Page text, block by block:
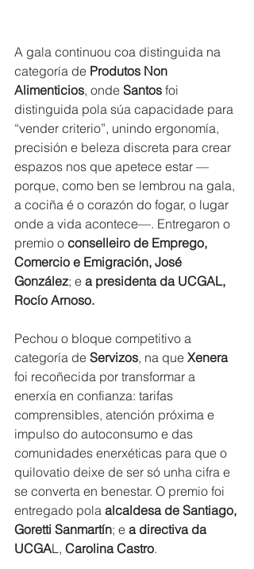
A gala continuou coa distinguida na
categoría de Produtos Non
Alimenticios, onde Santos foi
distinguida pola súa capacidade para
“vender criterio”, unindo ergonomía,
precisión e beleza discreta para crear
espazos nos que apetece estar —
porque, como ben se lembrou na gala,
a cociña é o corazón do fogar, o lugar
onde a vida acontece—. Entregaron o
premio o conselleiro de Emprego,
Comercio e Emigración, José
González; e a presidenta da UCGAL,
Rocío Arnoso.
Pechou o bloque competitivo a
categoría de Servizos, na que Xenera
foi recoñecida por transformar a
enerxía en confianza: tarifas
comprensibles, atención próxima e
impulso do autoconsumo e das
comunidades enerxéticas para que o
quilovatio deixe de ser só unha cifra e
se converta en benestar. O premio foi
entregado pola alcaldesa de Santiago,
Goretti Sanmartín; e a directiva da
UCGAL, Carolina Castro.